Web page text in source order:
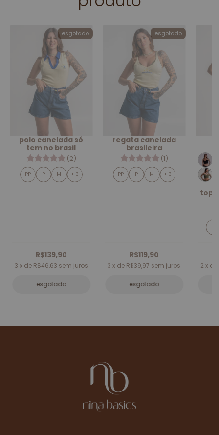
esgotado
polo canelada só
tem no brasil
(2)
PP P M + 3
R$139,90
3 x de R$46,63 sem juros
esgotado
esgotado
regata canelada
brasileira
(1)
PP P M + 3
R$119,90
3 x de R$39,97 sem juros
esgotado
top
2 x de